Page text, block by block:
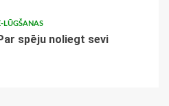
LŪGŠANAS
spēju noliegt sevi